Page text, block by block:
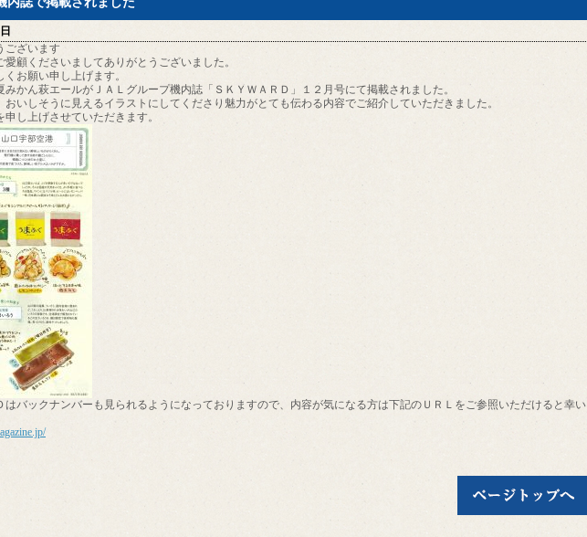
ございます
愛顧くださいましてありがとうございました。
お願い申し上げます。
かん萩エールがＪＡＬグループ機内誌「ＳＫＹＷＡＲＤ」１２月号にて掲載されました。
いしそうに見えるイラストにしてくださり魅力がとても伝わる内容でご紹介していただきました。
申し上げさせていただきます。
はバックナンバーも見られるようになっておりますので、内容が気になる方は下記のＵＲＬをご参照いただけると幸い